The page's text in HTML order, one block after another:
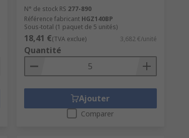
N° de stock RS 277-890
Référence fabricant HGZ140BP
Sous-total (1 paquet de 5 unités)
18,41 €(TVA exclue) 3,682 €/unité
Quantité
Ajouter
Comparer